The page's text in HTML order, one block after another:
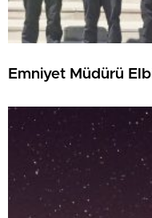
Emniyet Müdürü